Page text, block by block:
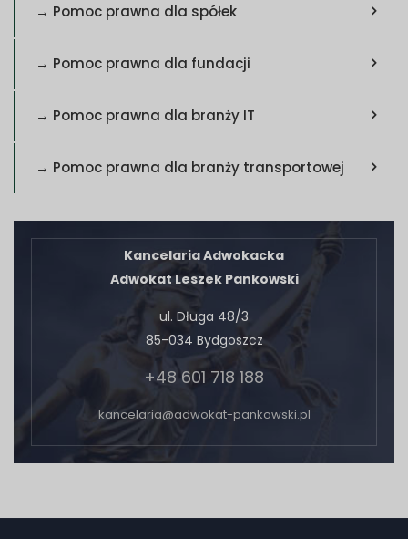
→ Pomoc prawna dla spółek
→ Pomoc prawna dla fundacji
→ Pomoc prawna dla branży IT
→ Pomoc prawna dla branży transportowej
Kancelaria Adwokacka
Adwokat Leszek Pankowski
ul. Długa 48/3
85-034 Bydgoszcz
+48 601 718 188
kancelaria@adwokat-pankowski.pl